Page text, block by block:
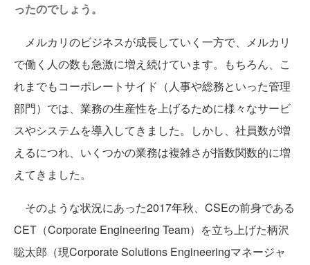
ったのでしょう。
メルカリのビジネスが成長していく一方で、メルカリ
で働く人の数も急激に増え続けています。もちろん、こ
れまでもコーポレートサイド（人事や総務といった管理
部門）では、業務の生産性を上げるために様々なサービ
スやシステムを導入してきました。しかし、社員数が増
えるにつれ、いくつかの業務は複雑さが指数関数的に増
えてきました。
そのような状況にあった2017年秋、CSEの前身である
CET（Corporate Engineering Team）を立ち上げた柄沢
聡太郎（現Corporate Solutions Engineeringマネージャ